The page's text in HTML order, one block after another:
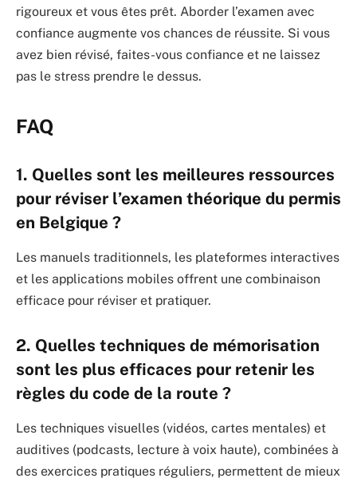
rigoureux et vous êtes prêt. Aborder l’examen avec
confiance augmente vos chances de réussite. Si vous
avez bien révisé, faites-vous confiance et ne laissez
pas le stress prendre le dessus.
FAQ
1. Quelles sont les meilleures ressources
pour réviser l’examen théorique du permis
en Belgique ?
Les manuels traditionnels, les plateformes interactives
et les applications mobiles offrent une combinaison
efficace pour réviser et pratiquer.
2. Quelles techniques de mémorisation
sont les plus efficaces pour retenir les
règles du code de la route ?
Les techniques visuelles (vidéos, cartes mentales) et
auditives (podcasts, lecture à voix haute), combinées à
des exercices pratiques réguliers, permettent de mieux